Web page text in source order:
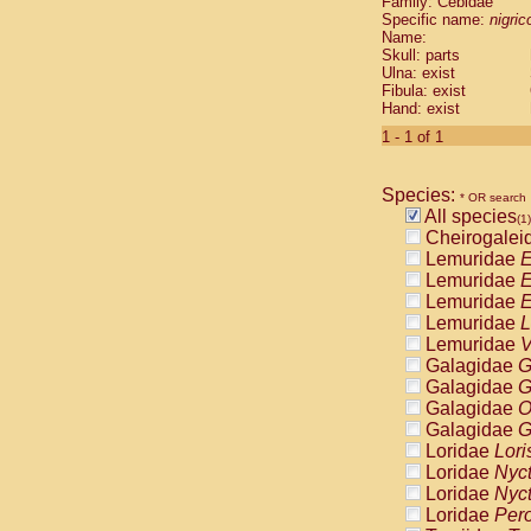
Cebidae
Cebidae
Cebidae
Cebidae
Cebidae
Cebidae
Cebidae
Cebidae
Cebidae
Cebidae
Cebidae
Cebidae
Atelidae
Atelidae
Atelidae
Atelidae
Atelidae
Atelidae
Atelidae
Atelidae
Atelidae
Atelidae
Pitheciidae
Specific name:
Name:
Skull: parts
Ulna: exist
Fibula: exist
Hand: exist
1 - 1 of 1
Species: * OR search
All species(1)
Lemuridae
Lemuridae
Lemuridae
Lemuridae
Lemuridae
Galagidae
Galagidae
Galagidae
Galagidae
Loridae
Loridae
Loridae
Loridae